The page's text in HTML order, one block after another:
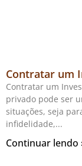
Contratar um
Contratar um
privado pode ser
situações, seja
infidelidade,
Continuar lendo